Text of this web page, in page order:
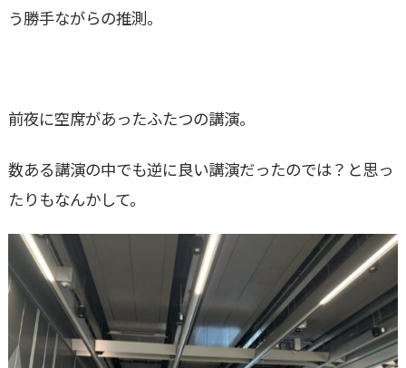
う勝手ながらの推測。
前夜に空席があったふたつの講演。
数ある講演の中でも逆に良い講演だったのでは？と思っ
たりもなんかして。